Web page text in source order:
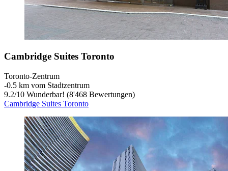
Cambridge Suites Toronto
Toronto-Zentrum
‐0.5 km vom Stadtzentrum
9.2/10 Wunderbar! (8'468 Bewertungen)
Cambridge Suites Toronto